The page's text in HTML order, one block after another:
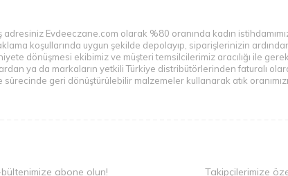
Turbo, en çok tercih edilen tıraş bıçaklarından
değil, aynı zamanda tıraş makineleri de
, aynı zamanda daha ekonomiktir. Çevreci ve
yer almaktadır. Tıraş makinenizin
adresiniz Evdeeczane.com olarak %80 oranında kadın
koşullarında uygun şekilde depolayıp, siparişlerinizin
dönüşmesi ekibimiz ve müşteri temsilcilerimiz aracılığı ile
ya da markaların yetkili Türkiye distribütörlerinden faturalı
geri dönüştürülebilir malzemeler kullanarak atık
abone olun! Takipçilerimize